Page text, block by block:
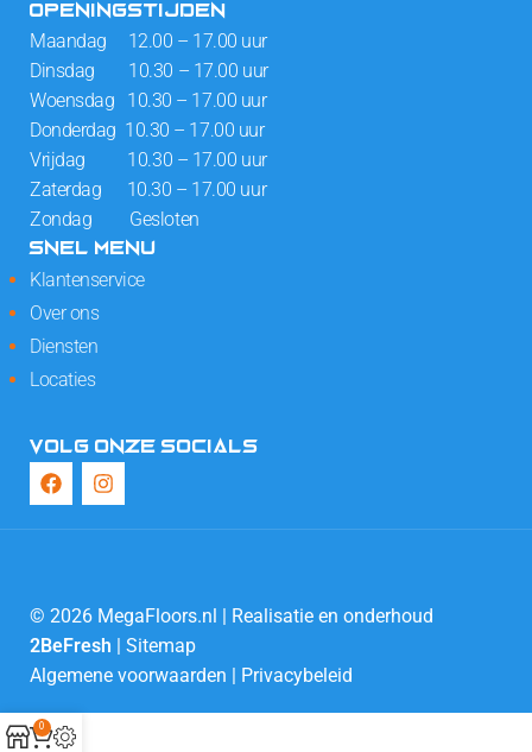
OPENINGSTIJDEN
Maandag 12.00 – 17.00 uur
Dinsdag 10.30 – 17.00 uur
Woensdag 10.30 – 17.00 uur
Donderdag 10.30 – 17.00 uur
Vrijdag 10.30 – 17.00 uur
Zaterdag 10.30 – 17.00 uur
Zondag Gesloten
SNEL MENU
Klantenservice
Over ons
Diensten
Locaties
VOLG ONZE SOCIALS
© 2026 MegaFloors.nl | Realisatie en onderhoud
2BeFresh | Sitemap
Algemene voorwaarden | Privacybeleid
0